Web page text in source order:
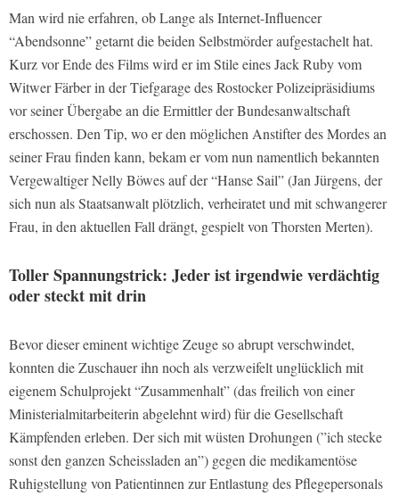
Man wird nie erfahren, ob Lange als Internet-Influencer
“Abendsonne” getarnt die beiden Selbstmörder aufgestachelt hat.
Kurz vor Ende des Films wird er im Stile eines Jack Ruby vom
Witwer Färber in der Tiefgarage des Rostocker Polizeipräsidiums
vor seiner Übergabe an die Ermittler der Bundesanwaltschaft
erschossen. Den Tip, wo er den möglichen Anstifter des Mordes an
seiner Frau finden kann, bekam er vom nun namentlich bekannten
Vergewaltiger Nelly Böwes auf der “Hanse Sail” (Jan Jürgens, der
sich nun als Staatsanwalt plötzlich, verheiratet und mit schwangerer
Frau, in den aktuellen Fall drängt, gespielt von Thorsten Merten).
Toller Spannungstrick: Jeder ist irgendwie verdächtig
oder steckt mit drin
Bevor dieser eminent wichtige Zeuge so abrupt verschwindet,
konnten die Zuschauer ihn noch als verzweifelt unglücklich mit
eigenem Schulprojekt “Zusammenhalt” (das freilich von einer
Ministerialmitarbeiterin abgelehnt wird) für die Gesellschaft
Kämpfenden erleben. Der sich mit wüsten Drohungen (”ich stecke
sonst den ganzen Scheissladen an”) gegen die medikamentöse
Ruhigstellung von Patientinnen zur Entlastung des Pflegepersonals